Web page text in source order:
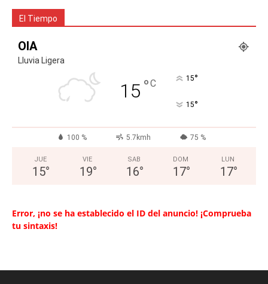
El Tiempo
OIA
Lluvia Ligera
15 °C 15°
15°
100 % 5.7kmh 75 %
JUE
15°
VIE
19°
SAB
16°
DOM
17°
LUN
17°
Error, ¡no se ha establecido el ID del anuncio! ¡Comprueba
tu sintaxis!